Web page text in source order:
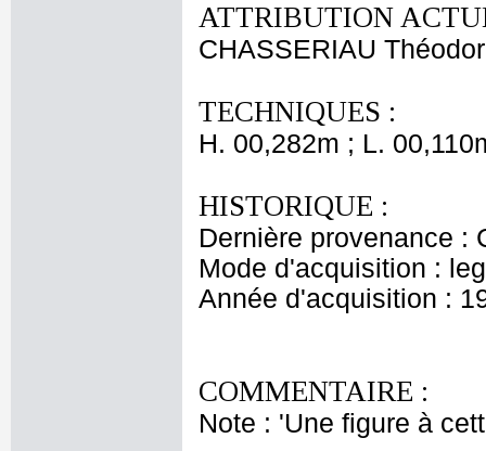
ATTRIBUTION
CHASSERIAU
TECHNIQUES :
H. 00,282m ; L.
HISTORIQUE :
Dernière provenance :
Mode d'acquisition :
Année d'acquisition :
COMMENTAIRE :
Note : 'Une figure à